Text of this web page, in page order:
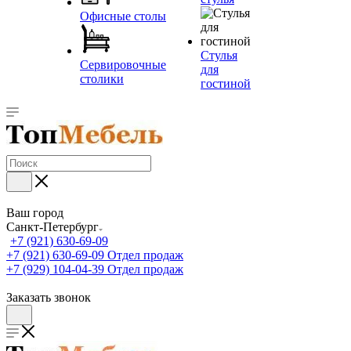
Офисные столы
Сервировочные
столики
Стулья
для
гостиной
Ваш город
Санкт-Петербург
+7 (921) 630-69-09
+7 (921) 630-69-09 Отдел продаж
+7 (929) 104-04-39 Отдел продаж
Заказать звонок